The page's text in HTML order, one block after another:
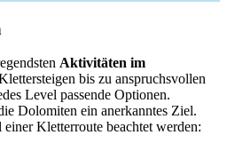
Aktivitäten im
bis zu anspruchsvollen
Level passende Optionen.
Dolomiten ein anerkanntes Ziel.
Kletterroute beachtet werden: